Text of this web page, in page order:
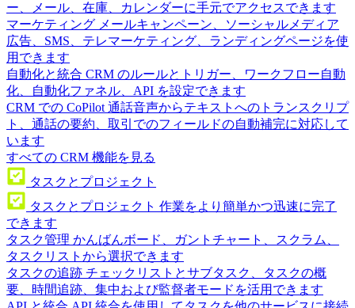
ー、メール、在庫、カレンダーに手元でアクセスできます
マーケティング メールキャンペーン、ソーシャルメディア
広告、SMS、テレマーケティング、ランディングページを使
用できます
自動化と統合 CRM のルールとトリガー、ワークフロー自動
化、自動化ファネル、API を設定できます
CRM での CoPilot 通話音声からテキストへのトランスクリプ
ト、通話の要約、取引でのフィールドの自動補完に対応して
います
すべての CRM 機能を見る
タスクとプロジェクト
タスクとプロジェクト 作業をより簡単かつ迅速に完了
できます
タスク管理 かんばんボード、ガントチャート、スクラム、
タスクリストから選択できます
タスクの追跡 チェックリストとサブタスク、タスクの概
要、時間追跡、集中および監督者モードを活用できます